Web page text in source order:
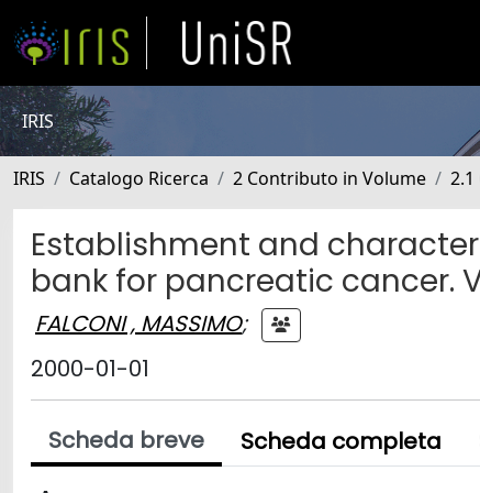
IRIS
IRIS Catalogo Ricerca 2 Contributo in Volume
Establishment and
bank for pancreatic cancer.
FALCONI , MASSIMO;
2000-01-01
Scheda breve Scheda completa